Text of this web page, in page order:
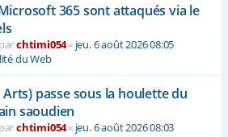
365 sont attaqués via le
chtimi054« jeu. 6 août 2026 08:05
du Web
Arts) passe sous la houlette du
saoudien
chtimi054« jeu. 6 août 2026 08:03